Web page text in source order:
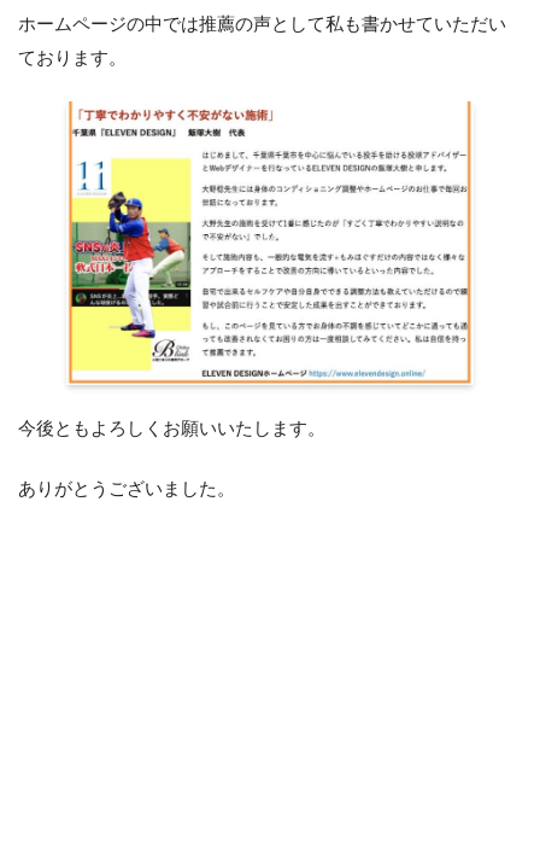
ホームページの中では推薦の声として私も書かせていただい
ております。
今後ともよろしくお願いいたします。
ありがとうございました。